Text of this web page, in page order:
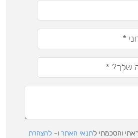
והסכמתי לתנאי האתר ו- להצהרת